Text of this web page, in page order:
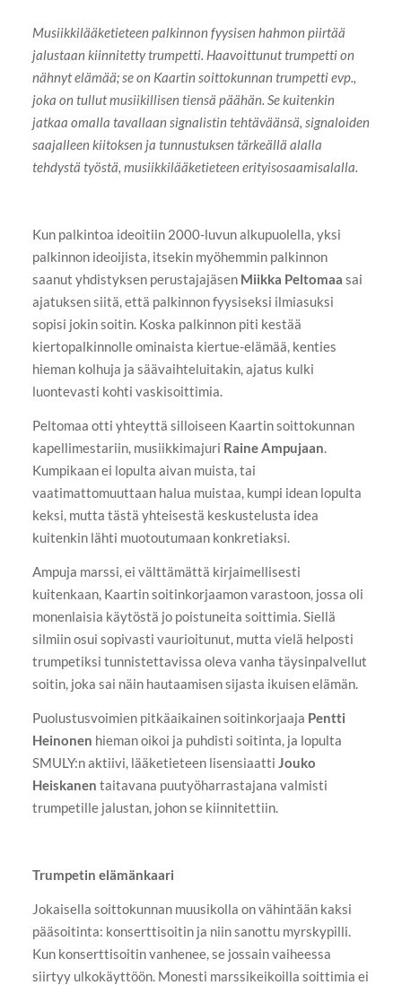
Musiikkilääketieteen palkinnon fyysisen hahmon piirtää
jalustaan kiinnitetty trumpetti. Haavoittunut trumpetti on
nähnyt elämää; se on Kaartin soittokunnan trumpetti evp.,
joka on tullut musiikillisen tiensä päähän. Se kuitenkin
jatkaa omalla tavallaan signalistin tehtäväänsä, signaloiden
saajalleen kiitoksen ja tunnustuksen tärkeällä alalla
tehdystä työstä, musiikkilääketieteen erityisosaamisalalla.
Kun palkintoa ideoitiin 2000-luvun alkupuolella, yksi
palkinnon ideoijista, itsekin myöhemmin palkinnon
saanut yhdistyksen perustajajäsen Miikka Peltomaa sai
ajatuksen siitä, että palkinnon fyysiseksi ilmiasuksi
sopisi jokin soitin. Koska palkinnon piti kestää
kiertopalkinnolle ominaista kiertue-elämää, kenties
hieman kolhuja ja säävaihteluitakin, ajatus kulki
luontevasti kohti vaskisoittimia.
Peltomaa otti yhteyttä silloiseen Kaartin soittokunnan
kapellimestariin, musiikkimajuri Raine Ampujaan.
Kumpikaan ei lopulta aivan muista, tai
vaatimattomuuttaan halua muistaa, kumpi idean lopulta
keksi, mutta tästä yhteisestä keskustelusta idea
kuitenkin lähti muotoutumaan konkretiaksi.
Ampuja marssi, ei välttämättä kirjaimellisesti
kuitenkaan, Kaartin soitinkorjaamon varastoon, jossa oli
monenlaisia käytöstä jo poistuneita soittimia. Siellä
silmiin osui sopivasti vaurioitunut, mutta vielä helposti
trumpetiksi tunnistettavissa oleva vanha täysinpalvellut
soitin, joka sai näin hautaamisen sijasta ikuisen elämän.
Puolustusvoimien pitkäaikainen soitinkorjaaja Pentti
Heinonen hieman oikoi ja puhdisti soitinta, ja lopulta
SMULY:n aktiivi, lääketieteen lisensiaatti Jouko
Heiskanen taitavana puutyöharrastajana valmisti
trumpetille jalustan, johon se kiinnitettiin.
Trumpetin elämänkaari
Jokaisella soittokunnan muusikolla on vähintään kaksi
pääsoitinta: konserttisoitin ja niin sanottu myrskypilli.
Kun konserttisoitin vanhenee, se jossain vaiheessa
siirtyy ulkokäyttöön. Monesti marssikeikoilla soittimia ei